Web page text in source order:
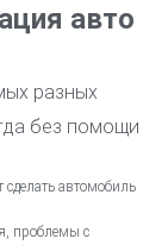
авто
разных
без помощи
автомобиль
проблемы с